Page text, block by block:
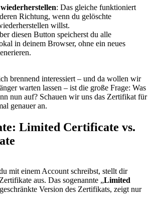
: Das gleiche funktioniert
Richtung, wenn du gelöschte
willst.
diesen Button speicherst du alle
in deinem Browser, ohne ein neues
brennend interessiert – und da wollen wir
warten lassen – ist die große Frage: Was
nun auf? Schauen wir uns das Zertifikat für
genauer an.
Limited Certificate vs.
mit einem Account schreibst, stellt dir
aus. Das sogenannte „Limited
Version des Zertifikats, zeigt nur